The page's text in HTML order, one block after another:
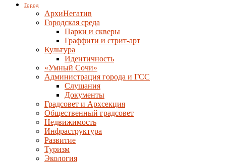
Город
АрхиНегатив
Городская среда
Парки и скверы
Граффити и стрит-арт
Культура
Идентичность
«Умный Сочи»
Администрация города и ГСС
Слушания
Документы
Градсовет и Архсекция
Общественный градсовет
Недвижимость
Инфраструктура
Развитие
Туризм
Экология